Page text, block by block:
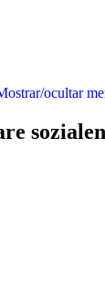
ocultar